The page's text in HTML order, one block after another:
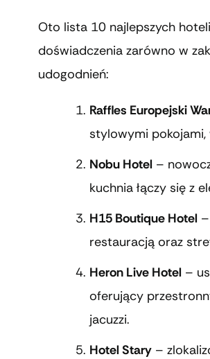
Oto lista 10 najlepszych
doświadczenia zarówno w
udogodnień:
Raffles Europejski
stylowymi
Nobu Hotel –
kuchnia łączy się z
H15 Boutique Hotel
restauracją oraz
Heron Live Hotel –
oferujący
jacuzzi.
Hotel Stary –